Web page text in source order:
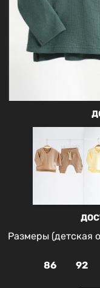
Размеры (детская
86 92